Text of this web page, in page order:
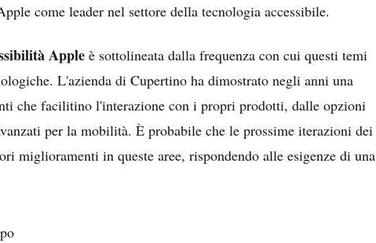
come leader nel settore della tecnologia accessibile.
Apple è sottolineata dalla frequenza con cui questi temi
L'azienda di Cupertino ha dimostrato negli anni una
che facilitino l'interazione con i propri prodotti, dalle opzioni
per la mobilità. È probabile che le prossime iterazioni dei
miglioramenti in queste aree, rispondendo alle esigenze di una